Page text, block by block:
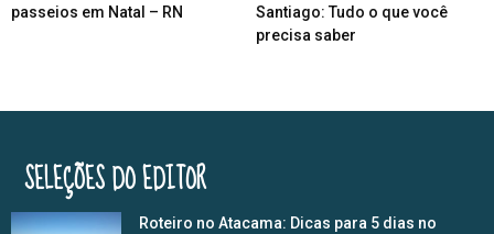
passeios em Natal – RN
Santiago: Tudo o que você
precisa saber
SELEÇÕES DO EDITOR
Roteiro no Atacama: Dicas para 5 dias no